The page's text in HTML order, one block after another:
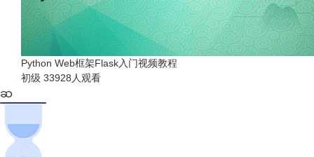
Python Web框架Flask入门视频教程
初级 33928人观看